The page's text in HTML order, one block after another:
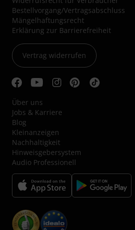
Bestellvorgang/Vertragsabschluss
Mängelhaftungsrecht
Erklärung zur Barrierefreiheit
Vertrag widerrufen
Über uns
Jobs & Karriere
Blog
Kleinanzeigen
Nachhaltigkeit
Hinweisgebersystem
Audio Professionell